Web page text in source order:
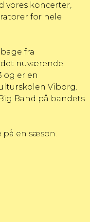
vores koncerter,
for hele
fra
det nuværende
og er en
Viborg.
Band på bandets
på en sæson.